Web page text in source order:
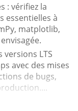
: vérifiez la
essentielles à
matplotlib,
versions LTS
avec des mises
de bugs,